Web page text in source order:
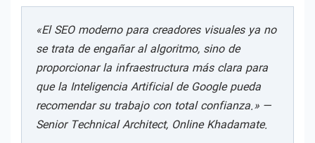
«El SEO moderno para creadores visuales ya no
se trata de engañar al algoritmo, sino de
proporcionar la infraestructura más clara para
que la Inteligencia Artificial de Google pueda
recomendar su trabajo con total confianza.» —
Senior Technical Architect, Online Khadamate.